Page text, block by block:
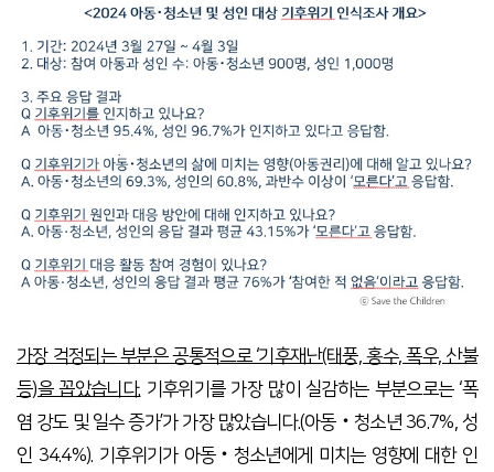
가장 걱정되는 부분은 공통적으로 ‘기후재난(태풍, 홍수, 폭우, 산불
등)을 꼽았습니다. 기후위기를 가장 많이 실감하는 부분으로는 ‘폭
염 강도 및 일수 증가’가 가장 많았습니다.(아동‧청소년 36.7%, 성
인 34.4%). 기후위기가 아동‧청소년에게 미치는 영향에 대한 인